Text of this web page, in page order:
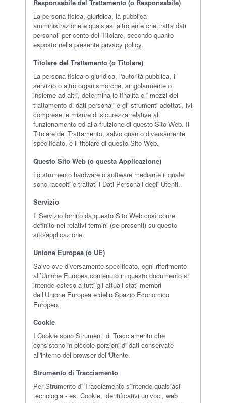
Responsabile del Trattamento (o Responsabile)
La persona fisica, giuridica, la pubblica
amministrazione e qualsiasi altro ente che tratta dati
personali per conto del Titolare, secondo quanto
esposto nella presente privacy policy.
Titolare del Trattamento (o Titolare)
La persona fisica o giuridica, l'autorità pubblica, il
servizio o altro organismo che, singolarmente o
insieme ad altri, determina le finalità e i mezzi del
trattamento di dati personali e gli strumenti adottati, ivi
comprese le misure di sicurezza relative al
funzionamento ed alla fruizione di questo Sito Web. Il
Titolare del Trattamento, salvo quanto diversamente
specificato, è il titolare di questo Sito Web.
Questo Sito Web (o questa Applicazione)
Lo strumento hardware o software mediante il quale
sono raccolti e trattati i Dati Personali degli Utenti.
Servizio
Il Servizio fornito da questo Sito Web così come
definito nei relativi termini (se presenti) su questo
sito/applicazione.
Unione Europea (o UE)
Salvo ove diversamente specificato, ogni riferimento
all’Unione Europea contenuto in questo documento si
intende esteso a tutti gli attuali stati membri
dell’Unione Europea e dello Spazio Economico
Europeo.
Cookie
I Cookie sono Strumenti di Tracciamento che
consistono in piccole porzioni di dati conservate
all'interno del browser dell'Utente.
Strumento di Tracciamento
Per Strumento di Tracciamento s’intende qualsiasi
tecnologia - es. Cookie, identificativi univoci, web